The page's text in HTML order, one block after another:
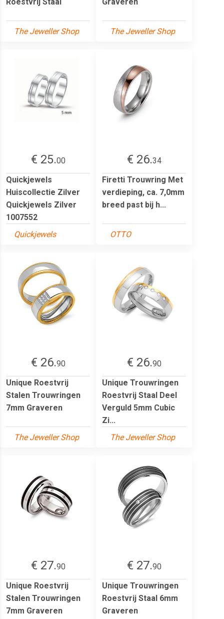
The Jeweller Shop The Jeweller Shop
€ 25.00
Quickjewels
Huiscollectie Zilver
Quickjewels Zilver
1007552
Quickjewels
€ 26.34
Firetti Trouwring Met
verdieping, ca. 7,0mm
breed past bij h...
OTTO
€ 26.90
Unique Roestvrij
Stalen Trouwringen
7mm Graveren
The Jeweller Shop
€ 26.90
Unique Trouwringen
Roestvrij Staal Deel
Verguld 5mm Cubic
Zi...
The Jeweller Shop
€ 27.90
Unique Roestvrij
Stalen Trouwringen
7mm Graveren
€ 27.90
Unique Trouwringen
Roestvrij Staal 6mm
Graveren